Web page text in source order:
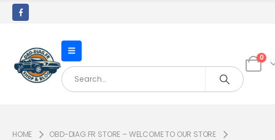
0
HOME
OBD-DIAG.FR STORE – WELCOME TO OUR STORE